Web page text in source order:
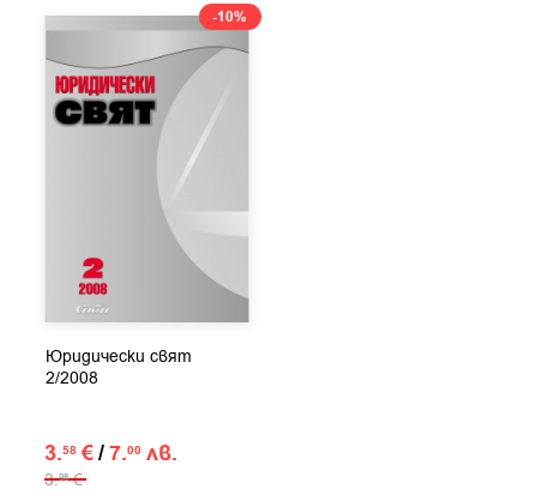
-10%
Юридически свят
2/2008
3.58 €/7.00 лв.
3.98 €